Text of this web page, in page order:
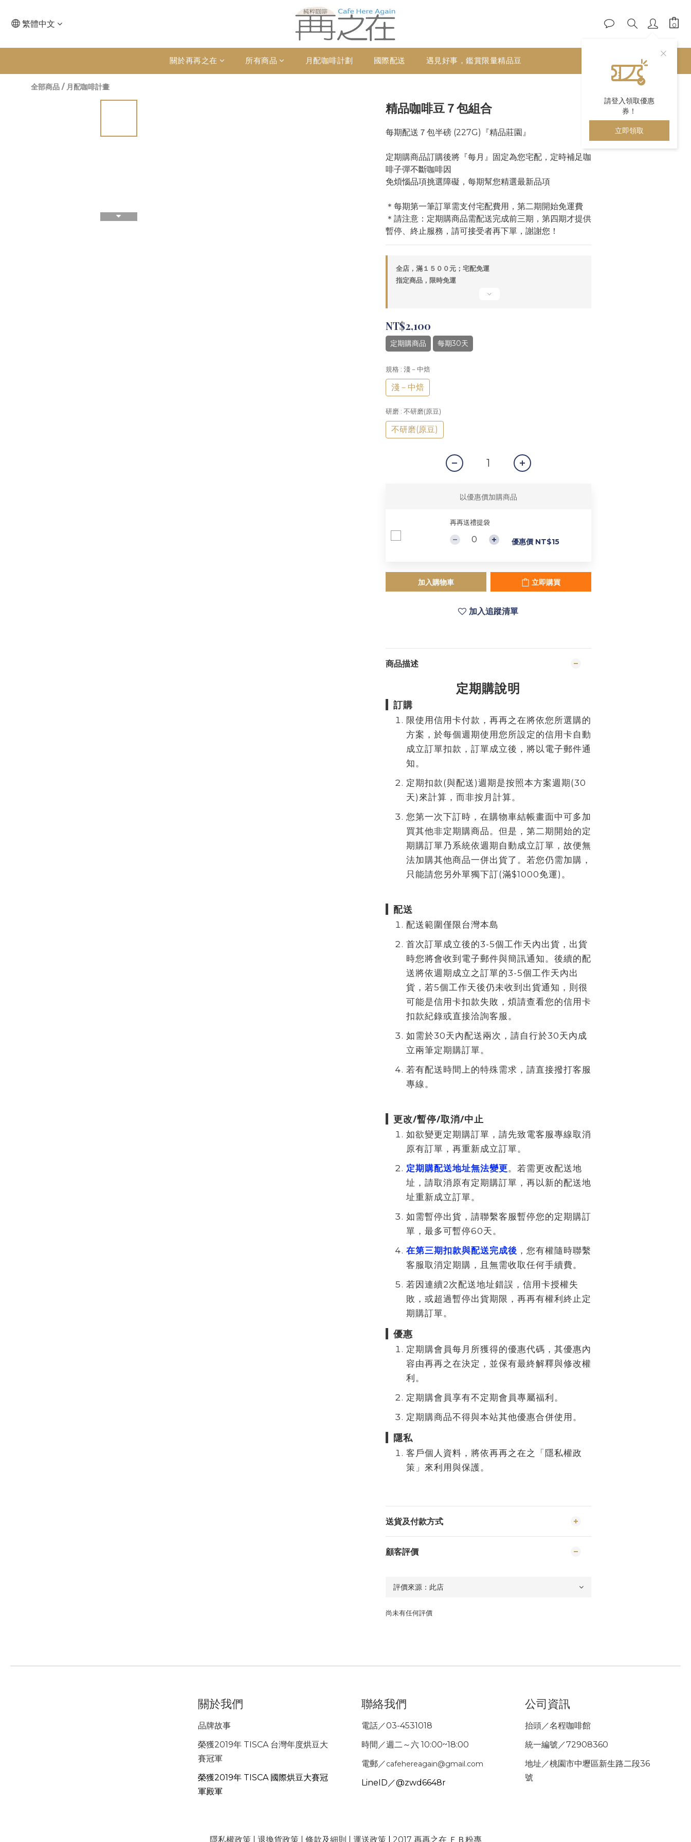
繁體中文
請登入領取優惠
券！
立即領取
關於再再之在 所有商品 月配咖啡計劃 國際配送 遇見好事，鑑賞限量精品豆
全部商品 / 月配咖啡計畫
精品咖啡豆７包組合
每期配送７包半磅 (227G)『精品莊園』
定期購商品訂購後將『每月』固定為您宅配，定時補足咖
啡子彈不斷咖啡因
免煩惱品項挑選障礙，每期幫您精選最新品項
＊每期第一筆訂單需支付宅配費用，第二期開始免運費
＊請注意：定期購商品需配送完成前三期，第四期才提供
暫停、終止服務，請可接受者再下單，謝謝您！
全店，滿１５００元；宅配免運
指定商品，限時免運
NT$2,100
定期購商品 每期30天
規格 : 淺－中焙
淺－中焙
研磨 : 不研磨(原豆)
不研磨(原豆)
以優惠價加購商品
再再送禮提袋
優惠價 NT$15
加入購物車 立即購買
加入追蹤清單
商品描述
定期購說明
訂購
限使用信用卡付款，再再之在將依您所選購的
方案，於每個週期使用您所設定的信用卡自動
成立訂單扣款，訂單成立後，將以電子郵件通
知。
定期扣款(與配送)週期是按照本方案週期(30
天)來計算，而非按月計算。
您第一次下訂時，在購物車結帳畫面中可多加
買其他非定期購商品。但是，第二期開始的定
期購訂單乃系統依週期自動成立訂單，故便無
法加購其他商品一併出貨了。若您仍需加購，
只能請您另外單獨下訂(滿$1000免運)。
配送
配送範圍僅限台灣本島
首次訂單成立後的3-5個工作天內出貨，出貨
時您將會收到電子郵件與簡訊通知。後續的配
送將依週期成立之訂單的3-5個工作天內出
貨，若5個工作天後仍未收到出貨通知，則很
可能是信用卡扣款失敗，煩請查看您的信用卡
扣款紀錄或直接洽詢客服。
如需於30天內配送兩次，請自行於30天內成
立兩筆定期購訂單。
若有配送時間上的特殊需求，請直接撥打客服
專線。
更改/暫停/取消/中止
如欲變更定期購訂單，請先致電客服專線取消
原有訂單，再重新成立訂單。
定期購配送地址無法變更。若需更改配送地
址，請取消原有定期購訂單，再以新的配送地
址重新成立訂單。
如需暫停出貨，請聯繫客服暫停您的定期購訂
單，最多可暫停60天。
在第三期扣款與配送完成後 ，您有權隨時聯繫
客服取消定期購，且無需收取任何手續費。
若因連續2次配送地址錯誤，信用卡授權失
敗，或超過暫停出貨期限，再再有權利終止定
期購訂單。
優惠
定期購會員每月所獲得的優惠代碼，其優惠內
容由再再之在決定，並保有最終解釋與修改權
利。
定期購會員享有不定期會員專屬福利。
定期購商品不得與本站其他優惠合併使用。
隱私
客戶個人資料，將依再再之在之「隱私權政
策」來利用與保護。
送貨及付款方式
顧客評價
尚未有任何評價
關於我們
品牌故事
榮獲2019年 TISCA 台灣年度烘豆大
賽冠軍
榮獲2019年 TISCA 國際烘豆大賽冠
軍殿軍
聯絡我們
電話／03-4531018
時間／週二～六 10:00~18:00
電郵／cafehereagain@gmail.com
LineID／@zwd6648r
公司資訊
抬頭／名程咖啡館
統一編號／72908360
地址／桃園市中壢區新生路二段36
號
隱私權政策 退換貨政策| 條款及細則 運送政策 2017 再再之在 ＦＢ粉專